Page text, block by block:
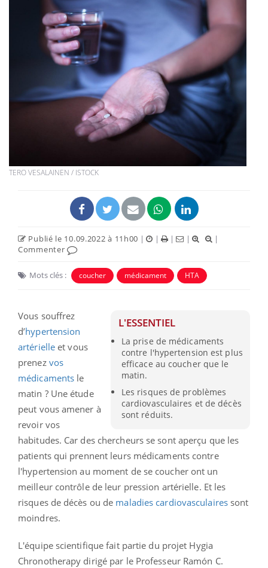
TERO VESALAINEN / ISTOCK
Publié le 10.09.2022 à 11h00 | | | |
|
Commenter
Mots clés : coucher médicament HTA
L'ESSENTIEL
La prise de médicaments
contre l'hypertension est plus
efficace au coucher que le
matin.
Les risques de problèmes
cardiovasculaires et de décès
sont réduits.
Vous souffrez
d’hypertension
artérielle et vous
prenez vos
médicaments le
matin ? Une étude
peut vous amener à
revoir vos
habitudes. Car des chercheurs se sont aperçu que les
patients qui prennent leurs médicaments contre
l'hypertension au moment de se coucher ont un
meilleur contrôle de leur pression artérielle. Et les
risques de décès ou de maladies cardiovasculairessont
moindres.
L'équipe scientifique fait partie du projet Hygia
Chronotherapy dirigé par le Professeur Ramón C.